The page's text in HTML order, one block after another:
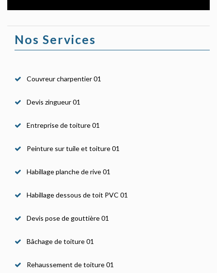
Nos Services
Couvreur charpentier 01
Devis zingueur 01
Entreprise de toiture 01
Peinture sur tuile et toiture 01
Habillage planche de rive 01
Habillage dessous de toit PVC 01
Devis pose de gouttière 01
Bâchage de toiture 01
Rehaussement de toiture 01